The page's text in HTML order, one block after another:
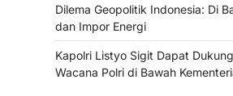
Dilema Geopolitik Indonesia: Di
dan Impor Energi
Kapolri Listyo Sigit Dapat
Wacana Polri di Bawah